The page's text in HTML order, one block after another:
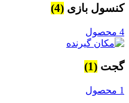
کنسول بازی (4)
4 محصول
گجت (1)
1 محصول